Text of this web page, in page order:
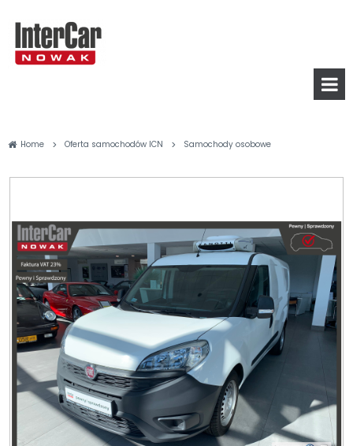
Home > Oferta samochodów ICN > Samochody osobowe